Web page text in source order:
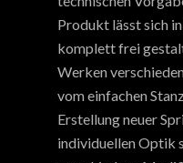
Produkt lässt sich
komplett frei
Werken
vom einfachen
Erstellung neuer
individuellen Optik